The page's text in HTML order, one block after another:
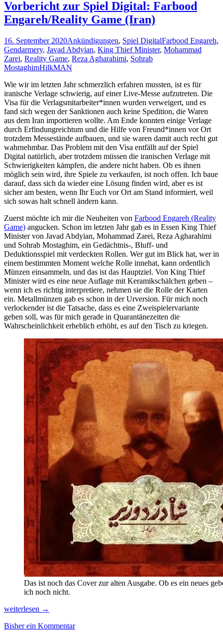
Vorbericht zur Spiel Digital: Farbood
Engareh/Reality Game (Iran)
16. September 2020Ankündigungen, Spiel DigitalFarbood Engareh,
Gendarmery, Javad Abdyian, King Thief Minister, Mohammad
Zarei, Reality Game, Reza Agharahimi, Sohrab
MostaghimHilkMAN
Wie wir im letzten Jahr schmerzlich erfahren mussten, ist es für
iranische Verlage schwierig, auf einer Live-Messe aufzutreten. Die
Visa für die Verlagsmitarbeiter*innen wurden verweigert, und es
fand sich wegen der Sanktionen auch keine Spedition, die Waren
aus dem Iran importieren wollte. Am Ende konnten einige Verlage
durch Erfindungreichtum und die Hilfe von Freund*innen vor Ort
trotzdem Messestände aufbauen, und sie waren damit auch recht gut
wahrnehmbar. Das Problem mit den Visa entfällt auf der Spiel
Digital natürlich, aber trotzdem müssen die iranischen Verlage mit
Schwierigkeiten kämpfen, die andere nicht haben. Ob es ihnen
möglich sein wird, ihre Spiele zu verkaufen, ist noch offen. Ich baue
darauf, dass sich da wieder eine Lösung finden wird, aber es ist
sicher am besten, wenn Ihr Euch vor Ort am Stand informiert, weil
sich sowas halt schnell ändern kann.
Zuerst möchte ich mir die Neuheiten von Farbood Engareh (Reality
Game) angucken. Schon im letzten Jahr gab es in Essen King Thief
Minister von Javad Abdyian, Mohammad Zarei, Reza Agharahimi
und Sohrab Mostaghim, ein Gedächtnis-, Bluff- und
Deduktionsspiel mit verdeckten Rollen. Wer gut im Blick hat, wer in
einem bestimmten Moment welche Rolle innehat, kann ordentlich
Münzen einsammeln, und das ist das Hauptziel. Von King Thief
Minister wird es eine neue Auflage mit Keramikschälchen geben –
wenn ich es richtig interpretiere, nehmen sie die Rolle der Karten
ein. Metallmünzen gab es schon in der Urversion. Für mich noch
verlockender ist die Tatsache, dass es eine Zweispielervariante
geben soll, was für mich gerade in Quarantänezeiten die
Wahrscheinlichkeit erheblich erhöht, es auf den Tisch zu kriegen.
Das ist noch das Cover zur alten Ausgabe. Ob es ein neues
ich noch nicht.
Vorbericht
Spiel
weiterlesen →
Bisher ein Kommentar